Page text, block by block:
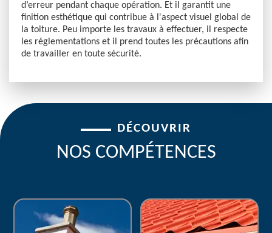
d’erreur pendant chaque opération. Et il garantit une
finition esthétique qui contribue à l'aspect visuel global de
la toiture. Peu importe les travaux à effectuer, il respecte
les réglementations et il prend toutes les précautions afin
de travailler en toute sécurité.
DÉCOUVRIR
NOS COMPÉTENCES